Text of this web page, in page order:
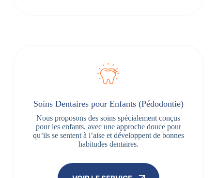
Soins Dentaires pour Enfants (Pédodontie)
Nous proposons des soins spécialement conçus
pour les enfants, avec une approche douce pour
qu’ils se sentent à l’aise et développent de bonnes
habitudes dentaires.